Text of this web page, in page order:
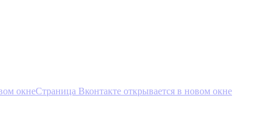
окнеСтраница Вконтакте открывается в новом окне